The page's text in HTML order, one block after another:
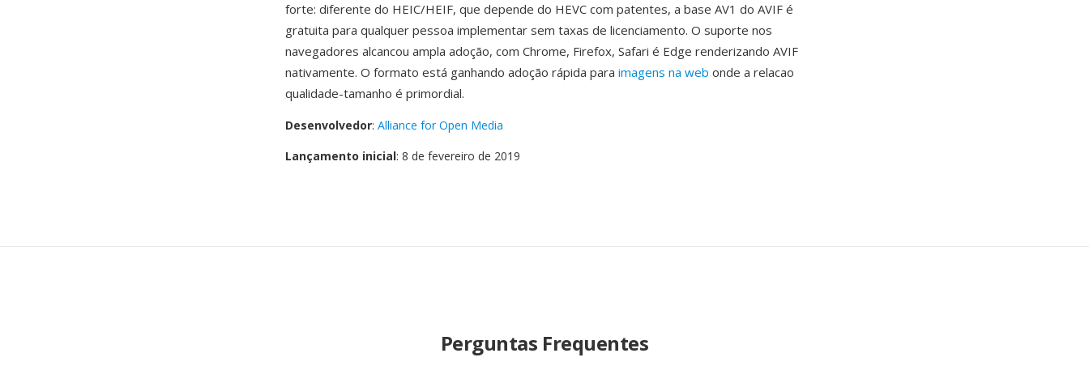
forte: diferente do HEIC/HEIF, que depende do HEVC com patentes, a base AV1 do AVIF é
gratuita para qualquer pessoa implementar sem taxas de licenciamento. O suporte nos
navegadores alcancou ampla adoção, com Chrome, Firefox, Safari é Edge renderizando AVIF
nativamente. O formato está ganhando adoção rápida para imagens na web onde a relacao
qualidade-tamanho é primordial.
Desenvolvedor: Alliance for Open Media
Lançamento inicial: 8 de fevereiro de 2019
Perguntas Frequentes